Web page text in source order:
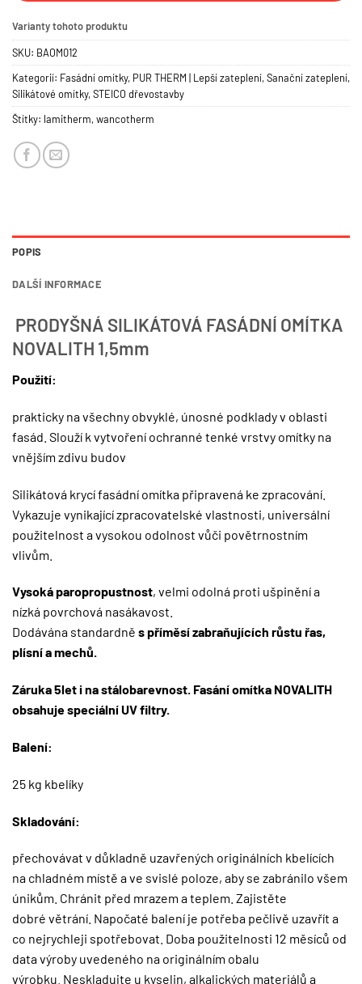
Varianty tohoto produktu
SKU: BAOM012
Kategorií: Fasádní omítky, PUR THERM | Lepší zateplení,Sanační zateplení,
Silikátové omítky,STEICO dřevostavby
Štítky: lamitherm,wancotherm
POPIS
DALŠÍ INFORMACE
PRODYŠNÁ SILIKÁTOVÁ FASÁDNÍ OMÍTKA
NOVALITH 1,5mm
Použití:
prakticky na všechny obvyklé, únosné podklady v oblasti
fasád. Slouží k vytvoření ochranné tenké vrstvy omítky na
vnějším zdivu budov
Silikátová krycí fasádní omítka připravená ke zpracování.
Vykazuje vynikající zpracovatelské vlastnosti, universální
použitelnost a vysokou odolnost vůči povětrnostním
vlivům.
Vysoká paropropustnost, velmi odolná proti ušpinění a
nízká povrchová nasákavost.
Dodávána standardně s příměsí zabraňujících růstu řas,
plísní a mechů.
Záruka 5let i na stálobarevnost. Fasání omítka NOVALITH
obsahuje speciální UV filtry.
Balení:
25 kg kbelíky
Skladování:
přechovávat v důkladně uzavřených originálních kbelících
na chladném místě a ve svislé poloze, aby se zabránilo všem
únikům. Chránit před mrazem a teplem. Zajistěte
dobré větrání. Napočaté balení je potřeba pečlivě uzavřít a
co nejrychleji spotřebovat. Doba použitelnosti 12 měsíců od
data výroby uvedeného na originálním obalu
výrobku. Neskladujte u kyselin, alkalických materiálů a